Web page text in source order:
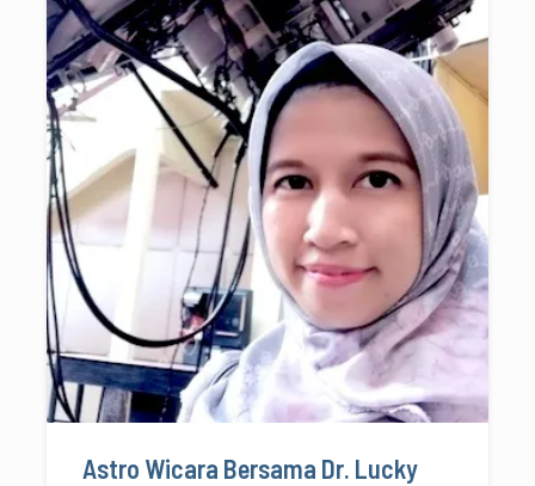
Astro Wicara Bersama Dr. Lucky